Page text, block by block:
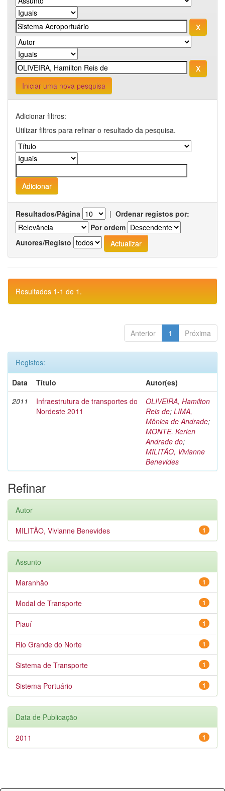
Iniciar uma nova pesquisa
Adicionar filtros:
Utilizar filtros para refinar o resultado da pesquisa.
Resultados/Página | Ordenar registos por:
Por ordem
Autores/Registo
Resultados 1-1 de 1.
Anterior 1 Próxima
Registos:
Data
Título
Autor(es)
2011
Infraestrutura de transportes do
Nordeste 2011
OLIVEIRA, Hamilton
Reis de; LIMA,
Mônica de Andrade;
MONTE, Kerlen
Andrade do;
MILITÃO, Vivianne
Benevides
Refinar
Autor
1
MILITÃO, Vivianne Benevides
Assunto
1
Maranhão
1
Modal de Transporte
1
Piauí
1
Rio Grande do Norte
1
Sistema de Transporte
1
Sistema Portuário
Data de Publicação
1
2011